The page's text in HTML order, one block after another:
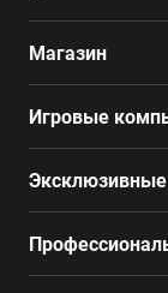
Магазин
Игровые
Эксклюзивные